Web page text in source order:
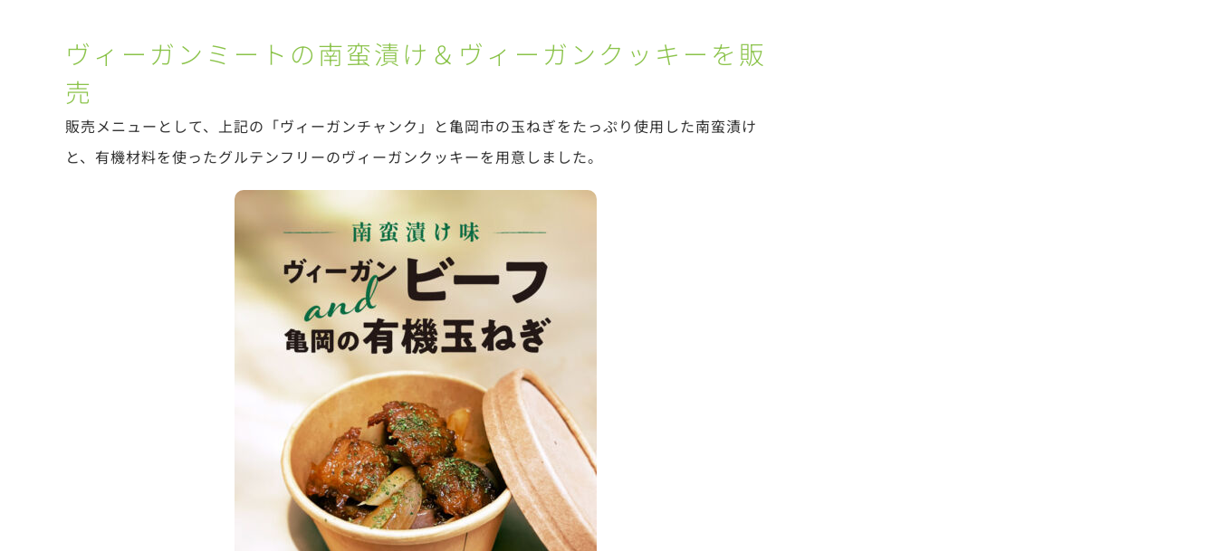
ヴィーガンミートの南蛮漬け＆ヴィーガンクッキーを販
売
販売メニューとして、上記の「ヴィーガンチャンク」と亀岡市の玉ねぎをたっぷり使用した南蛮漬け
と、有機材料を使ったグルテンフリーのヴィーガンクッキーを用意しました。